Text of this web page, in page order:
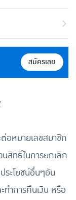
สมัครเลย
อหมายเลขสมาชิก
สิทธิ์ในการยกเลิก
ะโยชน์อื่นๆอัน
ำการคืนเงิน หรือ